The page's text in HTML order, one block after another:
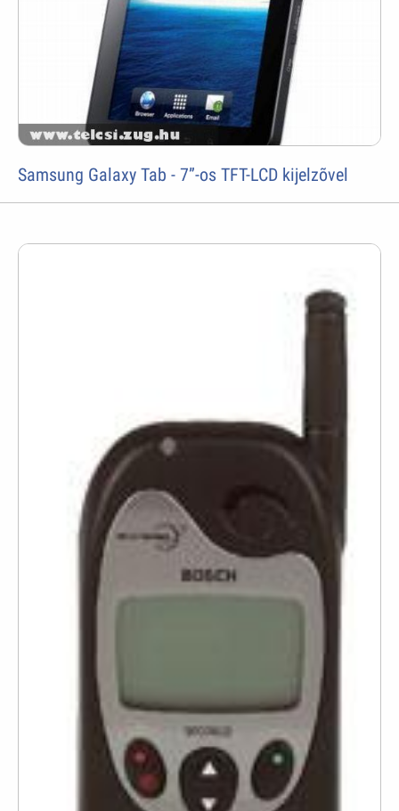
Samsung Galaxy Tab - 7”-os TFT-LCD kijelzõvel